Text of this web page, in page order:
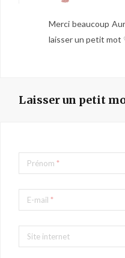
Merci beaucoup
laisser un petit mot
Laisser un petit
Prénom *
E-mail *
Site internet